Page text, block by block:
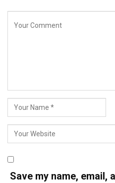
Save my name, email,